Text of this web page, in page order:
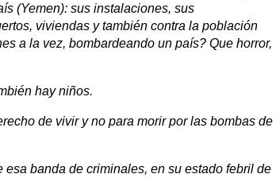
(Yemen): sus instalaciones, sus
viviendas y también contra la población
a la vez, bombardeando un país? Que horror,
hay niños.
de vivir y no para morir por las bombas de
banda de criminales, en su estado febril de